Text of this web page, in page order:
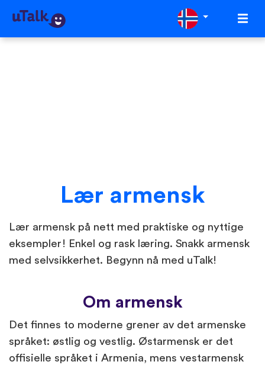
Lær armensk
Lær armensk på nett med praktiske og nyttige
eksempler! Enkel og rask læring. Snakk armensk
med selvsikkerhet. Begynn nå med uTalk!
Om armensk
Det finnes to moderne grener av det armenske
språket: østlig og vestlig. Østarmensk er det
offisielle språket i Armenia, mens vestarmensk